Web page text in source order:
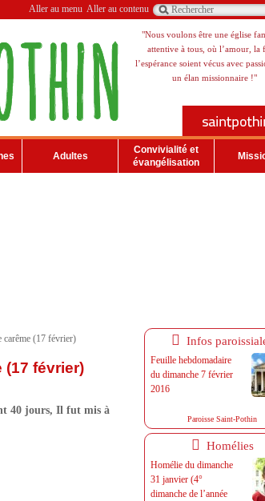
Aller au contenu
Aller au menu
"Nous voulons être une église
attentive à tous, où l’amour, la
l’espérance soient vécus avec
un élan missionnaire !"
Adultes
Convivialité et
évangélisation
carême (17 février)
(17 février)
40 jours, Il fut mis à
Infos
Feuille hebdomadaire
du dimanche 7 février
2016
Paroisse Saint-Pothin
Homélies
Homélie du dimanche
31 janvier (4°
dimanche de l’année